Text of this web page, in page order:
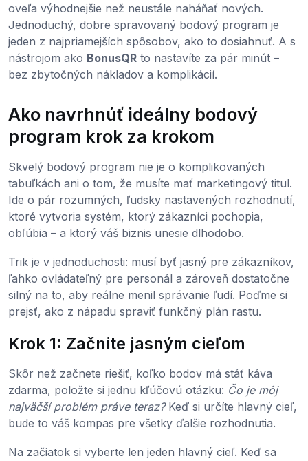
oveľa výhodnejšie než neustále naháňať nových.
Jednoduchý, dobre spravovaný bodový program je
jeden z najpriamejších spôsobov, ako to dosiahnuť. A s
nástrojom ako BonusQR to nastavíte za pár minút –
bez zbytočných nákladov a komplikácií.
Ako navrhnúť ideálny bodový
program krok za krokom
Skvelý bodový program nie je o komplikovaných
tabuľkách ani o tom, že musíte mať marketingový titul.
Ide o pár rozumných, ľudsky nastavených rozhodnutí,
ktoré vytvoria systém, ktorý zákazníci pochopia,
obľúbia – a ktorý váš biznis unesie dlhodobo.
Trik je v jednoduchosti: musí byť jasný pre zákazníkov,
ľahko ovládateľný pre personál a zároveň dostatočne
silný na to, aby reálne menil správanie ľudí. Poďme si
prejsť, ako z nápadu spraviť funkčný plán rastu.
Krok 1: Začnite jasným cieľom
Skôr než začnete riešiť, koľko bodov má stáť káva
zdarma, položte si jednu kľúčovú otázku: Čo je môj
najväčší problém práve teraz?Keď si určíte hlavný cieľ,
bude to váš kompas pre všetky ďalšie rozhodnutia.
Na začiatok si vyberte len jeden hlavný cieľ. Keď sa